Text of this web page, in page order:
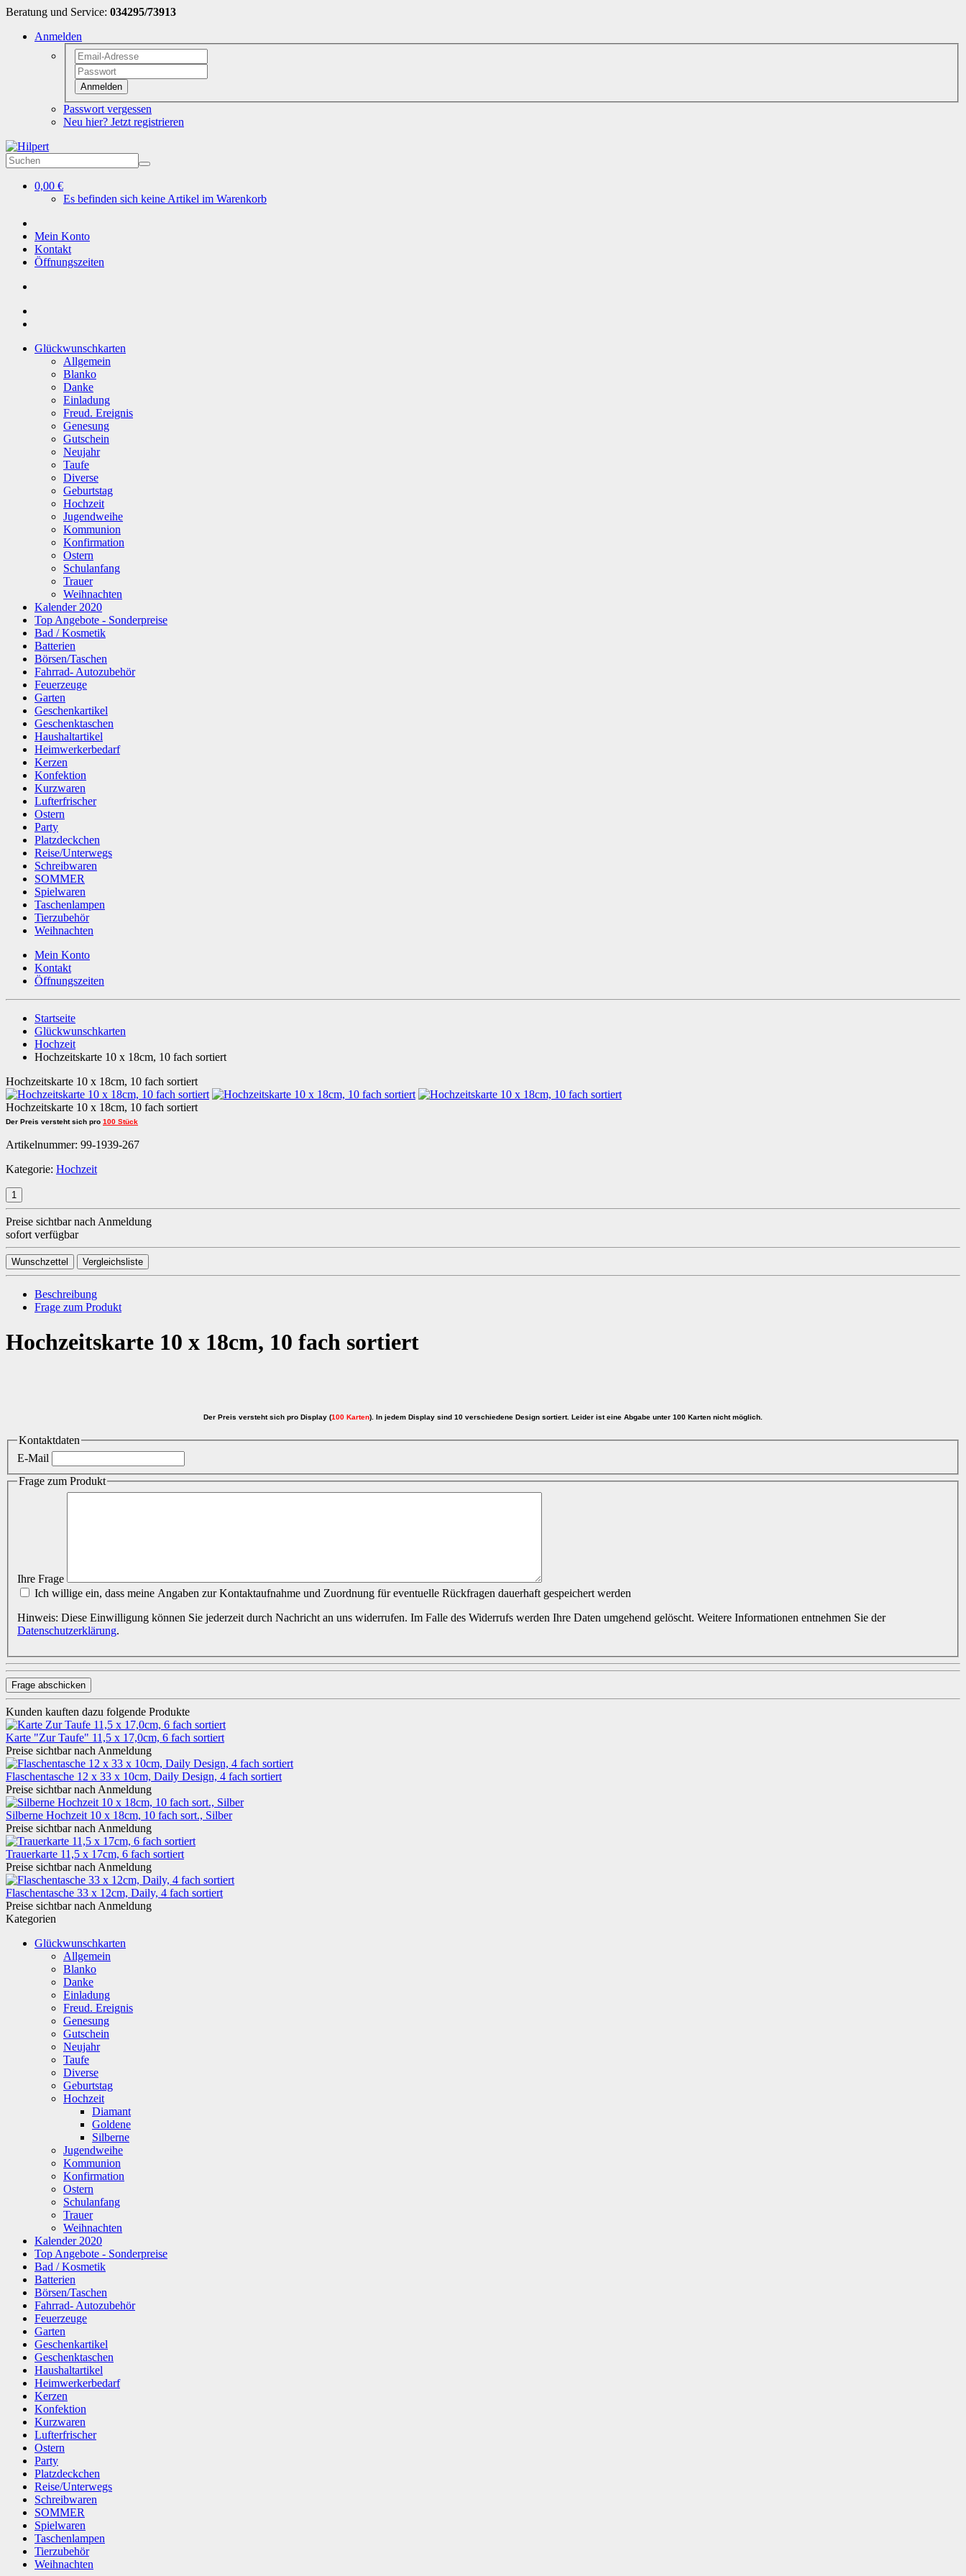
Beratung und Service: 034295/73913
Anmelden
Anmelden
Passwort vergessen
Neu hier? Jetzt registrieren
0,00 €
Es befinden sich keine Artikel im Warenkorb
Mein Konto
Kontakt
Öffnungszeiten
Glückwunschkarten
Allgemein
Blanko
Danke
Einladung
Freud. Ereignis
Genesung
Gutschein
Neujahr
Taufe
Diverse
Geburtstag
Hochzeit
Jugendweihe
Kommunion
Konfirmation
Ostern
Schulanfang
Trauer
Weihnachten
Kalender 2020
Top Angebote - Sonderpreise
Bad / Kosmetik
Batterien
Börsen/Taschen
Fahrrad- Autozubehör
Feuerzeuge
Garten
Geschenkartikel
Geschenktaschen
Haushaltartikel
Heimwerkerbedarf
Kerzen
Konfektion
Kurzwaren
Lufterfrischer
Ostern
Party
Platzdeckchen
Reise/Unterwegs
Schreibwaren
SOMMER
Spielwaren
Taschenlampen
Tierzubehör
Weihnachten
Mein Konto
Kontakt
Öffnungszeiten
Startseite
Glückwunschkarten
Hochzeit
Hochzeitskarte 10 x 18cm, 10 fach sortiert
Hochzeitskarte 10 x 18cm, 10 fach sortiert
Hochzeitskarte 10 x 18cm, 10 fach sortiert
Der Preis versteht sich pro 100 Stück
Artikelnummer: 99-1939-267
Kategorie: Hochzeit
Preise sichtbar nach Anmeldung
sofort verfügbar
Wunschzettel Vergleichsliste
Beschreibung
Frage zum Produkt
Hochzeitskarte 10 x 18cm, 10 fach sortiert
Der Preis versteht sich pro Display (100 Karten). In jedem Display sind 10 verschiedene Design sortiert. Leider ist eine Abgabe unter 100 Karten nicht möglich.
Kontaktdaten
E-Mail
Frage zum Produkt
Ihre Frage
Ich willige ein, dass meine Angaben zur Kontaktaufnahme und Zuordnung für eventuelle Rückfragen dauerhaft gespeichert werden
Hinweis: Diese Einwilligung können Sie jederzeit durch Nachricht an uns widerrufen. Im Falle des Widerrufs werden Ihre Daten umgehend gelöscht. Weitere Informationen entnehmen Sie der
Datenschutzerklärung.
Frage abschicken
Kunden kauften dazu folgende Produkte
Karte "Zur Taufe" 11,5 x 17,0cm, 6 fach sortiert
Preise sichtbar nach Anmeldung
Flaschentasche 12 x 33 x 10cm, Daily Design, 4 fach sortiert
Preise sichtbar nach Anmeldung
Silberne Hochzeit 10 x 18cm, 10 fach sort., Silber
Preise sichtbar nach Anmeldung
Trauerkarte 11,5 x 17cm, 6 fach sortiert
Preise sichtbar nach Anmeldung
Flaschentasche 33 x 12cm, Daily, 4 fach sortiert
Preise sichtbar nach Anmeldung
Kategorien
Glückwunschkarten
Allgemein
Blanko
Danke
Einladung
Freud. Ereignis
Genesung
Gutschein
Neujahr
Taufe
Diverse
Geburtstag
Hochzeit
Diamant
Goldene
Silberne
Jugendweihe
Kommunion
Konfirmation
Ostern
Schulanfang
Trauer
Weihnachten
Kalender 2020
Top Angebote - Sonderpreise
Bad / Kosmetik
Batterien
Börsen/Taschen
Fahrrad- Autozubehör
Feuerzeuge
Garten
Geschenkartikel
Geschenktaschen
Haushaltartikel
Heimwerkerbedarf
Kerzen
Konfektion
Kurzwaren
Lufterfrischer
Ostern
Party
Platzdeckchen
Reise/Unterwegs
Schreibwaren
SOMMER
Spielwaren
Taschenlampen
Tierzubehör
Weihnachten